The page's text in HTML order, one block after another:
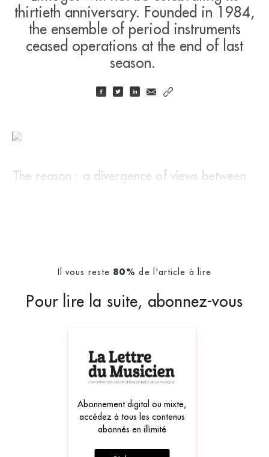
thirtieth anniversary. Founded in 1984,
the ensemble of period instruments
ceased operations at the end of last
season.
The reason : a divergence of views between
Il vous reste 80% de l'article à lire
Pour lire la suite, abonnez-vous
Abonnement digital ou mixte,
accédez à tous les contenus
abonnés en illimité